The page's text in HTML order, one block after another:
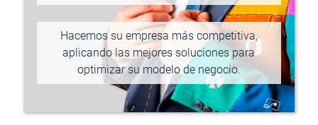
Hacemos su empresa más competitiva,
aplicando las mejores soluciones para
optimizar su modelo de negocio.